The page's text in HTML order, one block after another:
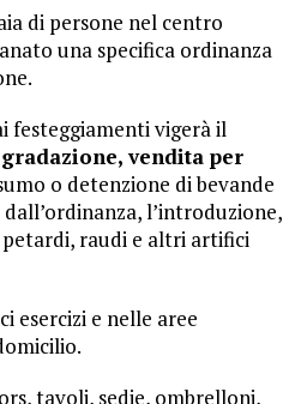
di persone nel centro
una specifica ordinanza
festeggiamenti vigerà il
vendita per
o detenzione di bevande
l’introduzione,
raudi e altri artifici
esercizi e nelle aree
tavoli, sedie, ombrelloni,